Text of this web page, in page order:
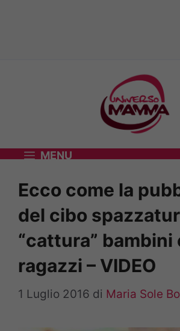
MENU
Ecco come la
del cibo
“cattura” bambini
ragazzi – VIDEO
1 Luglio 2016 di Maria Sole